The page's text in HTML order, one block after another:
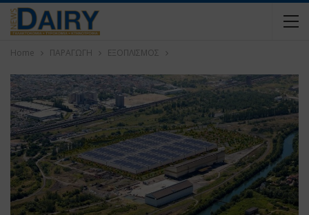
Home ΠΑΡΑΓΩΓΗ ΕΞΟΠΛΙΣΜΟΣ